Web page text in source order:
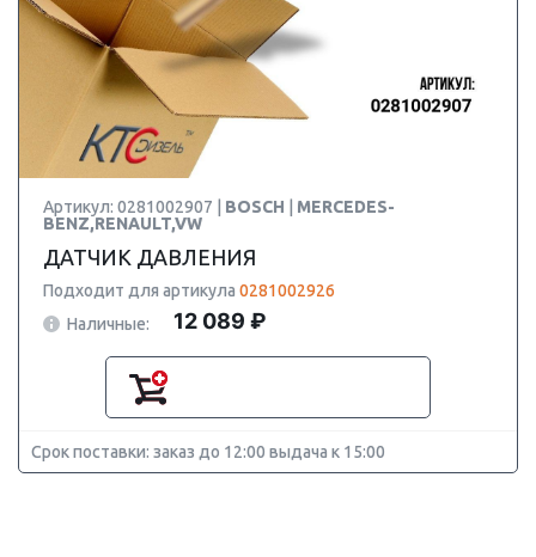
Артикул: 0281002907 | BOSCH
MERCEDES-
BENZ,RENAULT,VW
ДАТЧИК ДАВЛЕНИЯ
Подходит для артикула 0281002926
Наличные:
12 089 ₽
Срок поставки: заказ до 12:00 выдача к 15:00